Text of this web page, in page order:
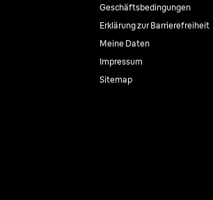
Geschäftsbedingungen
Erklärung zur Barrierefreiheit
Meine Daten
Impressum
Sitemap